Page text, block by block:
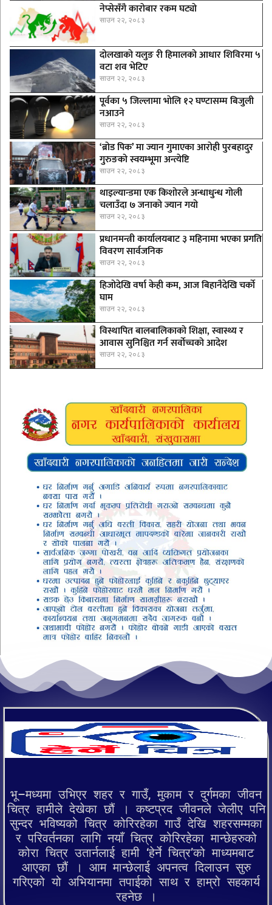
नेप्सेसँगै काराेबार रकम घट्याे
साउन २२, २०८३
दोलखाको यलुङ री हिमालको आधार शिविरमा ५
वटा शव भेटिए
साउन २२, २०८३
पूर्वका ५ जिल्लामा भाेलि १२ घण्टासम्म बिजुली
नआउने
साउन २२, २०८३
‘ब्रोड पिक’ मा ज्यान गुमाएका आराेही पुरबहादुर
गुरुङको स्वयम्भूमा अन्त्येष्टि
साउन २२, २०८३
थाइल्यान्डमा एक किशोरले अन्धाधुन्ध गोली
चलाउँदा ७ जनाको ज्यान गयो
साउन २२, २०८३
प्रधानमन्त्री कार्यालयबाट ३ महिनामा भएका प्रगति
विवरण सार्वजनिक
साउन २२, २०८३
हिजोदेखि वर्षा केही कम, आज बिहानैदेखि चर्को
घाम
साउन २२, २०८३
विस्थापित बालबालिकाको शिक्षा, स्वास्थ्य र
आवास सुनिश्चित गर्न सर्वोच्चको आदेश
साउन २२, २०८३
भू–मध्यमा उभिएर शहर र गाउँ, मुकाम र दुर्गमका जीवन
चित्र हामीले देखेका छौं । कष्टप्रद जीवनले जेलीए पनि
सुन्दर भविष्यको चित्र कोरिरहेका गाउँ देखि शहरसम्मका
र परिवर्तनका लागि नयाँ चित्र कोरिरहेका मान्छेहरुको
कोरा चित्र उतार्नलाई हामी ‘हेर्ने चित्र’को माध्यमबाट
आएका छौं । आम मान्छेलाई अपनत्व दिलाउन सुरु
गरिएको यो अभियानमा तपाईको साथ र हाम्रो सहकार्य
रहनेछ ।